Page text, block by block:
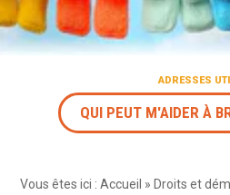
ADRESSES
QUI PEUT M'AIDER À
Vous êtes ici :Accueil » Droits et